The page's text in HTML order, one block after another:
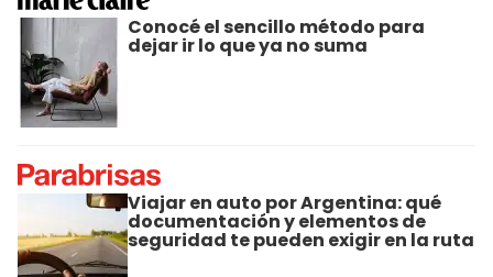
Conocé el sencillo método para
dejar ir lo que ya no suma
Viajar en auto por Argentina: qué
documentación y elementos de
seguridad te pueden exigir en la ruta